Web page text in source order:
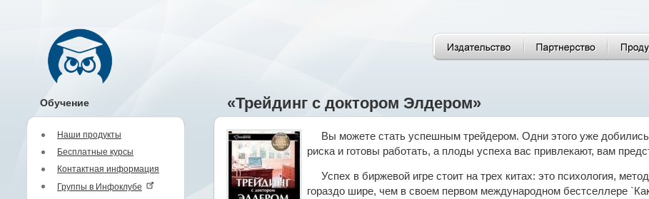
Обучение
Наши продукты
Бесплатные курсы
Контактная информация
Группы в Инфоклубе
«Трейдинг с доктором Элдером»
Вы можете стать успешным трейдером. Одни этого уже
риска и готовы работать, а плоды успеха вас привлекают, вам
Успех в биржевой игре стоит на трех китах: это психология,
гораздо шире, чем в своем первом международном бестселлере